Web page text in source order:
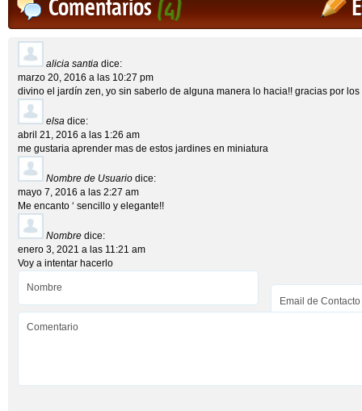
Comentarios(4)
alicia santia dice:
marzo 20, 2016 a las 10:27 pm
divino el jardín zen, yo sin saberlo de alguna manera lo hacia!! gracias por los
elsa dice:
abril 21, 2016 a las 1:26 am
me gustaria aprender mas de estos jardines en miniatura
Nombre de Usuario dice:
mayo 7, 2016 a las 2:27 am
Me encanto ‘ sencillo y elegante!!
Nombre dice:
enero 3, 2021 a las 11:21 am
Voy a intentar hacerlo